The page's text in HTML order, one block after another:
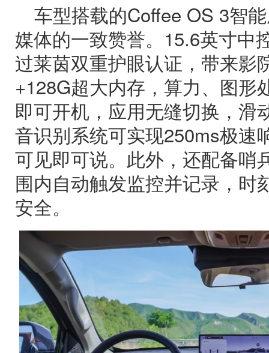
车型搭载的Coffee OS 3智
媒体的一致赞誉。15.6英寸中
过莱茵双重护眼认证，带来影
+128G超大内存，算力、图形
即可开机，应用无缝切换，滑
音识别系统可实现250ms极速
可见即可说。此外，还配备哨
围内自动触发监控并记录，时
安全。